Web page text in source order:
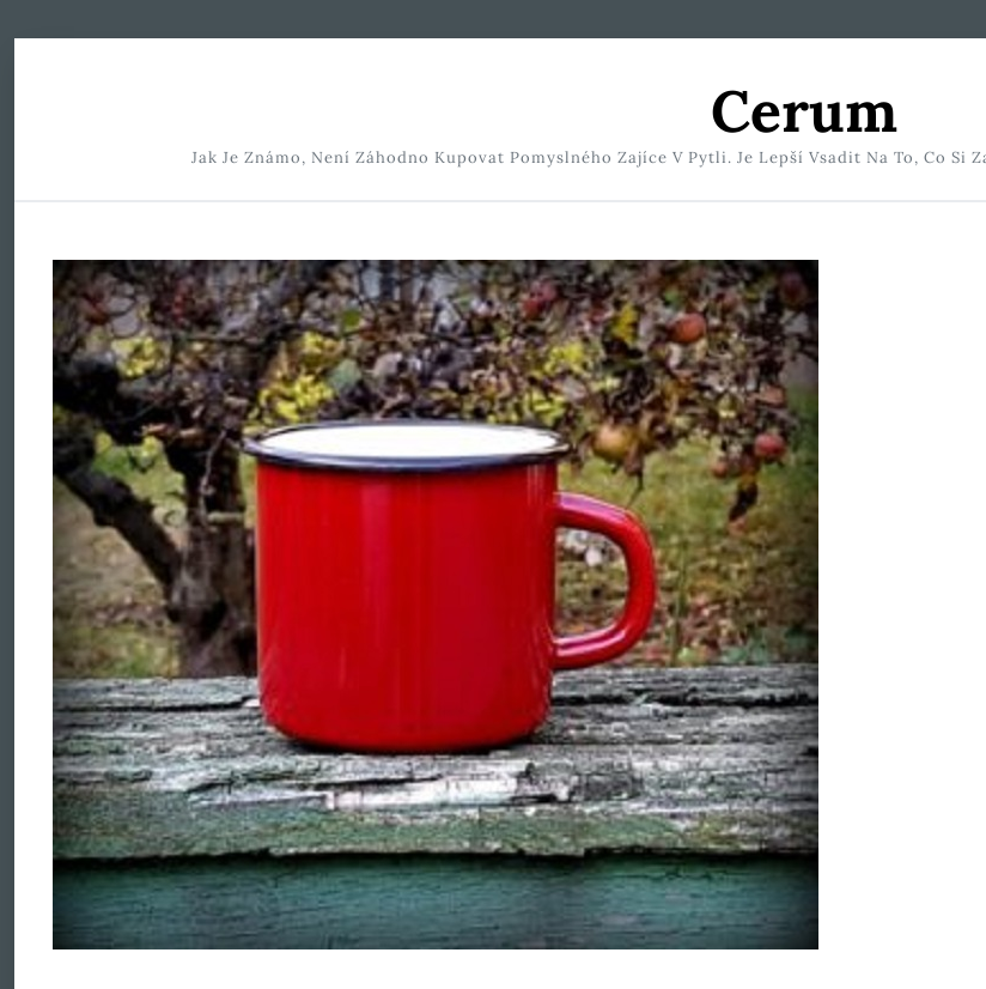
Cerum
Jak Je Známo, Není Záhodno Kupovat Pomyslného Zajíce V Pytli. Je Lepší Vsadit Na To, Co Si